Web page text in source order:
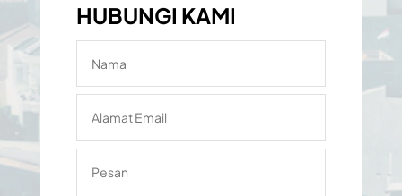
HUBUNGI KAMI